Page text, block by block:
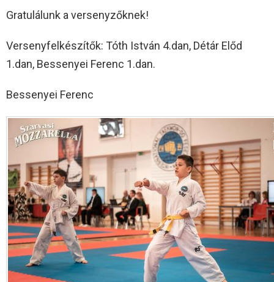
Gratulálunk a versenyzőknek!
Versenyfelkészítők: Tóth István 4.dan, Détár Előd
1.dan, Bessenyei Ferenc 1.dan.
Bessenyei Ferenc